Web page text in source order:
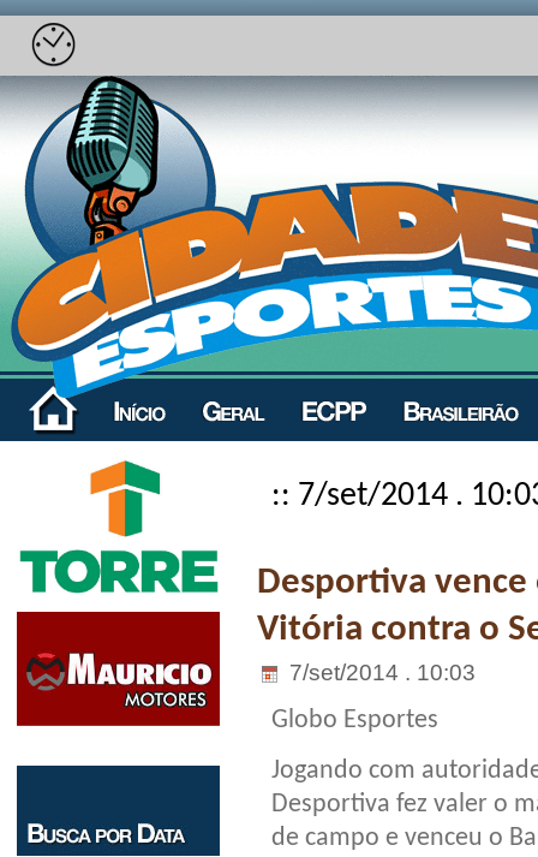
:: 7/set/2014 .
Desportiva vence
Vitória contra o
7/set/2014 . 10:03
Globo Esportes
Jogando com
Desportiva fez valer o
de campo e venceu o